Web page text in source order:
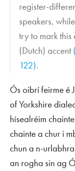
register-
speakers,
try to mark
(Dutch) accent
122).
Ós oibrí feirme é
of Yorkshire
hísealréim
chainte a chur i
chun a n-
an rogha sin ag